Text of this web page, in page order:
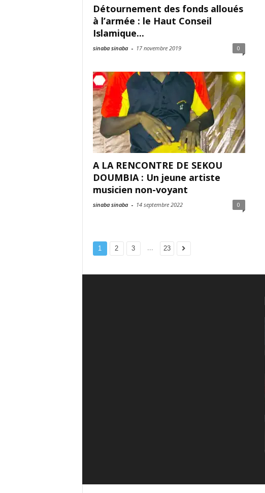
Détournement des fonds alloués
à l’armée : le Haut Conseil
Islamique...
sinaba sinaba - 17 novembre 2019 0
A LA RENCONTRE DE SEKOU
DOUMBIA : Un jeune artiste
musicien non-voyant
sinaba sinaba - 14 septembre 2022 0
1 2 3 ... 23